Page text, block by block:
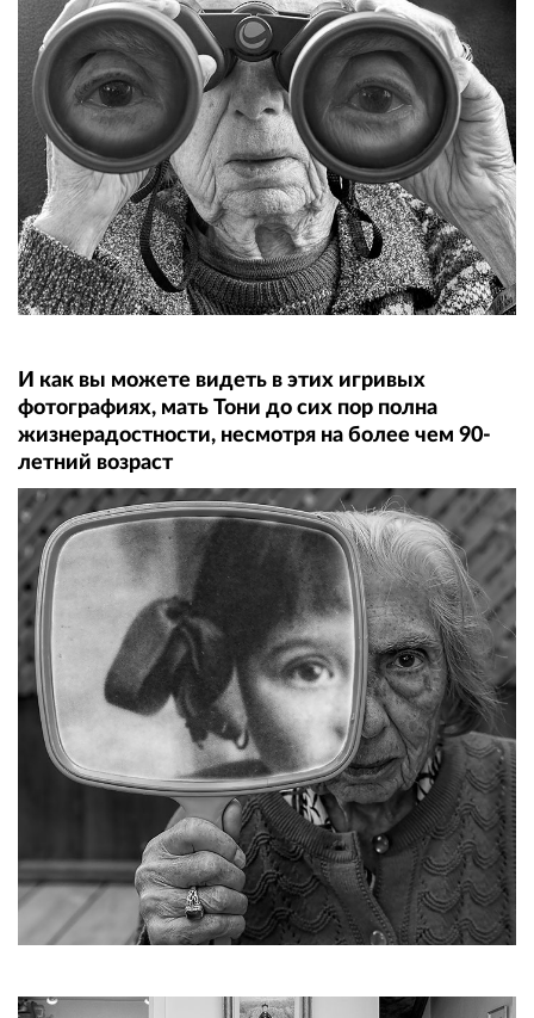
И как вы можете видеть в этих игривых
фотографиях, мать Тони до сих пор полна
жизнерадостности, несмотря на более чем 90-
летний возраст